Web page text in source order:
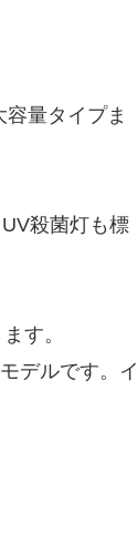
量タイプま
殺菌灯も標
す。
デルです。イ